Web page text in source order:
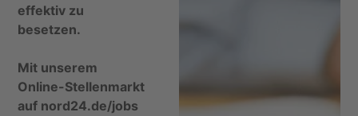
effektiv zu
besetzen.
Mit unserem
Online-Stellenmarkt
auf nord24.de/jobs